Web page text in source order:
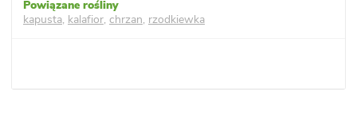
kapusta, kalafior, chrzan, rzodkiewka